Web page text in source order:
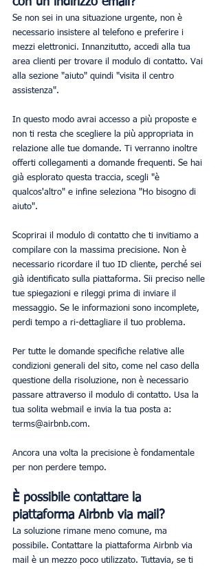
Se non sei in una situazione urgente, non è
necessario insistere al telefono e preferire i
mezzi elettronici. Innanzitutto, accedi alla tua
area clienti per trovare il modulo di contatto. Vai
alla sezione "aiuto" quindi "visita il centro
assistenza".
In questo modo avrai accesso a più proposte e
non ti resta che scegliere la più appropriata in
relazione alle tue domande. Ti verranno inoltre
offerti collegamenti a domande frequenti. Se hai
già esplorato questa traccia, scegli "è
qualcos'altro" e infine seleziona "Ho bisogno di
aiuto".
Scoprirai il modulo di contatto che ti invitiamo a
compilare con la massima precisione. Non è
necessario ricordare il tuo ID cliente, perché sei
già identificato sulla piattaforma. Sii preciso nelle
tue spiegazioni e rileggi prima di inviare il
messaggio. Se le informazioni sono incomplete,
perdi tempo a ri-dettagliare il tuo problema.
Per tutte le domande specifiche relative alle
condizioni generali del sito, come nel caso della
questione della risoluzione, non è necessario
passare attraverso il modulo di contatto. Usa la
tua solita webmail e invia la tua posta a:
terms@airbnb.com.
Ancora una volta la precisione è fondamentale
per non perdere tempo.
È possibile contattare la
piattaforma Airbnb via mail?
La soluzione rimane meno comune, ma
possibile. Contattare la piattaforma Airbnb via
mail è un mezzo poco utilizzato. Tuttavia, se ti